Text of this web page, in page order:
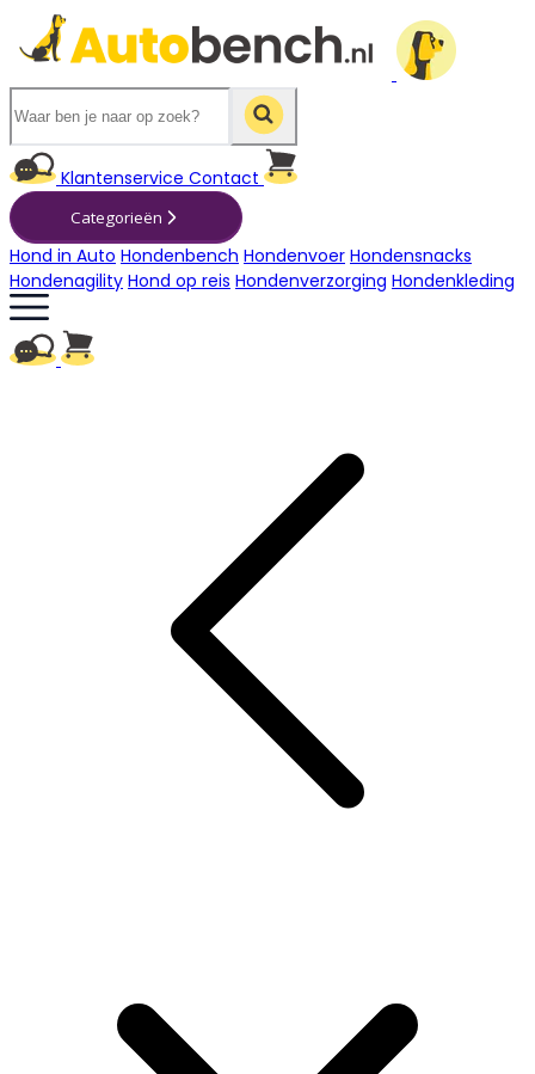
Klantenservice Contact
Categorieën
Hond in Auto Hondenbench Hondenvoer Hondensnacks
Hondenagility Hond op reis Hondenverzorging Hondenkleding